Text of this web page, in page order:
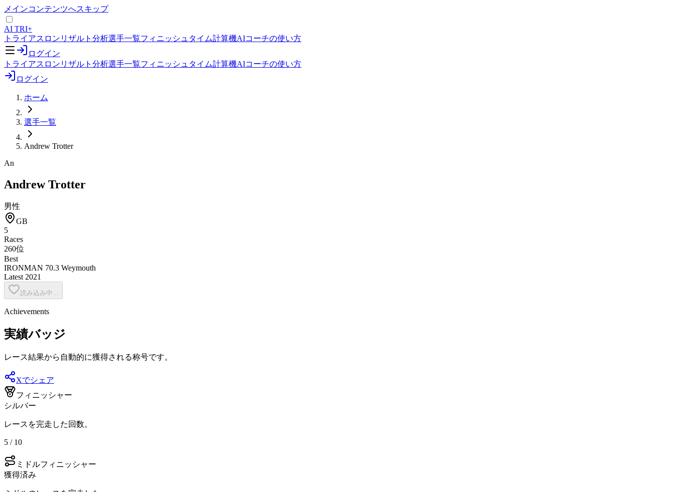
メインコンテンツへスキップ
AI TRI+
トライアスロンリザルト分析選手一覧フィニッシュタイム計算機AIコーチの使い方
ログイン
トライアスロンリザルト分析選手一覧フィニッシュタイム計算機AIコーチの使い方
ログイン
ホーム
選手一覧
Andrew Trotter
An
Andrew Trotter
男性
GB
5
Races
260位
Best
IRONMAN 70.3 Weymouth
Latest 2021
読み込み中...
Achievements
実績バッジ
レース結果から自動的に獲得される称号です。
Xでシェア
フィニッシャー
シルバー
レースを完走した回数。
5 / 10
ミドルフィニッシャー
獲得済み